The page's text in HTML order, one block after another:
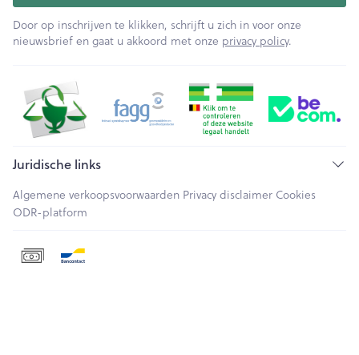
Door op inschrijven te klikken, schrijft u zich in voor onze
nieuwsbrief en gaat u akkoord met onze privacy policy.
Juridische links
Algemene verkoopsvoorwaarden Privacy disclaimer Cookies
ODR-platform